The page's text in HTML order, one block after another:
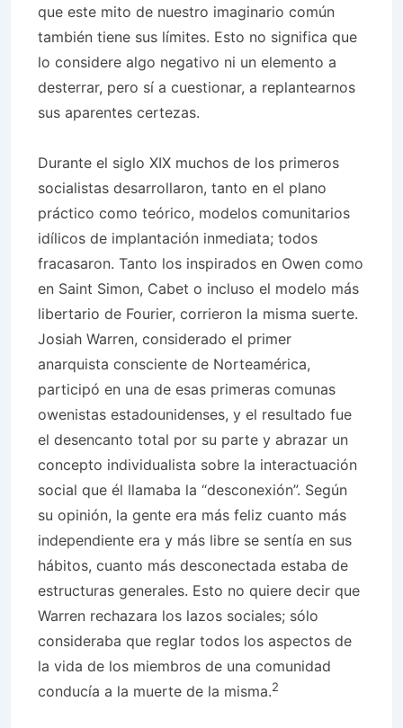
que este mito de nuestro imaginario común
también tiene sus límites. Esto no significa que
lo considere algo negativo ni un elemento a
desterrar, pero sí a cuestionar, a replantearnos
sus aparentes certezas.
Durante el siglo XIX muchos de los primeros
socialistas desarrollaron, tanto en el plano
práctico como teórico, modelos comunitarios
idílicos de implantación inmediata; todos
fracasaron. Tanto los inspirados en Owen como
en Saint Simon, Cabet o incluso el modelo más
libertario de Fourier, corrieron la misma suerte.
Josiah Warren, considerado el primer
anarquista consciente de Norteamérica,
participó en una de esas primeras comunas
owenistas estadounidenses, y el resultado fue
el desencanto total por su parte y abrazar un
concepto individualista sobre la interactuación
social que él llamaba la “desconexión”. Según
su opinión, la gente era más feliz cuanto más
independiente era y más libre se sentía en sus
hábitos, cuanto más desconectada estaba de
estructuras generales. Esto no quiere decir que
Warren rechazara los lazos sociales; sólo
consideraba que reglar todos los aspectos de
la vida de los miembros de una comunidad
conducía a la muerte de la misma.2